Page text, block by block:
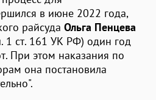
в июне 2022 года,
райсуда Ольга Пенцева
1 ст. 161 УК РФ) один год
При этом наказания по
она постановила